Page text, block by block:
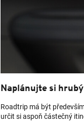
Naplánujte si
Roadtrip má být
určit si aspoň částečný